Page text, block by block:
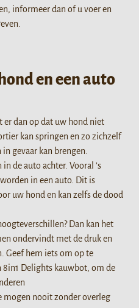
informeer dan of u voer en
en een auto
er dan op dat uw hond niet
kan springen en zo zichzelf
gevaar kan brengen.
de auto achter. Vooral ’s
in een auto. Dit is
uw hond en kan zelfs de dood
Dan kan het
ondervindt met de druk en
Geef hem iets om op te
8in1 Delights kauwbot, om de
mogen nooit zonder overleg